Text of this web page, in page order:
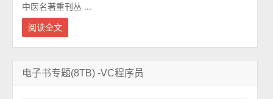
中医名著重刊丛 ...
阅读全文
电子书专题(8TB) -VC程序员